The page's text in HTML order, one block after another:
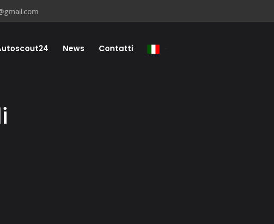
News Contatti